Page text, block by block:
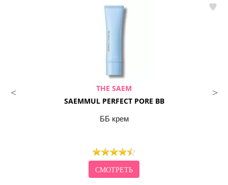
THE SAEM
SAEMMUL PERFECT PORE BB
ББ крем
СМОТРЕТЬ